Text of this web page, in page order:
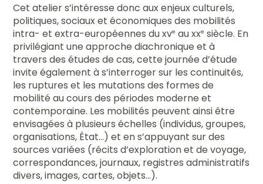
Cet atelier s’intéresse donc aux enjeux culturels,
politiques, sociaux et économiques des mobilités
intra- et extra-européennes du xve au xxe siècle. En
privilégiant une approche diachronique et à
travers des études de cas, cette journée d’étude
invite également à s’interroger sur les continuités,
les ruptures et les mutations des formes de
mobilité au cours des périodes moderne et
contemporaine. Les mobilités peuvent ainsi être
envisagées à plusieurs échelles (individus, groupes,
organisations, État…) et en s’appuyant sur des
sources variées (récits d’exploration et de voyage,
correspondances, journaux, registres administratifs
divers, images, cartes, objets…).